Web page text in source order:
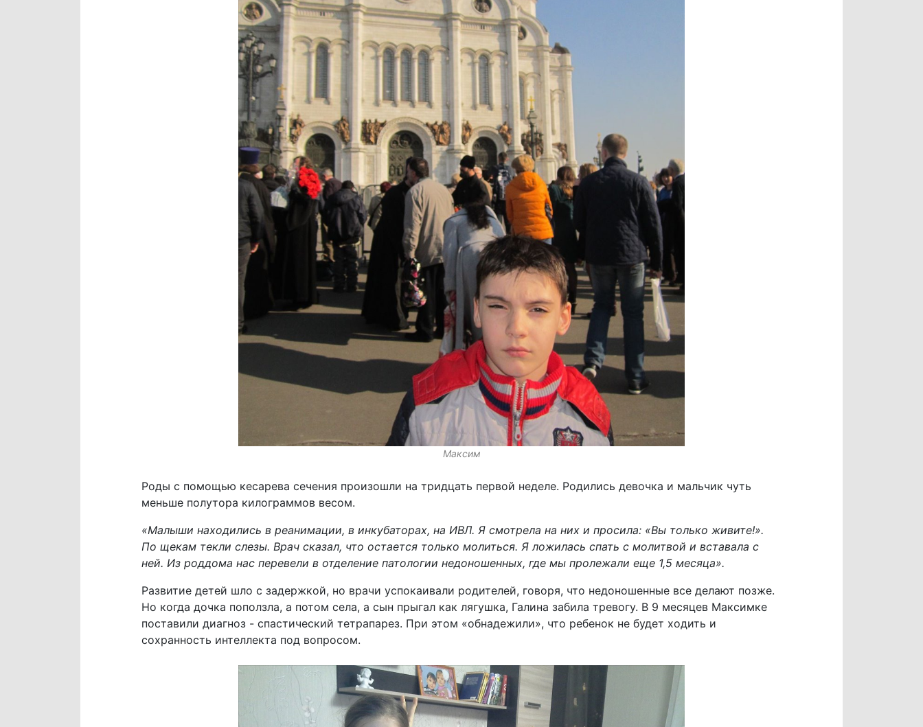
Максим
Роды с помощью кесарева сечения произошли на тридцать первой неделе. Родились девочка и мальчик чуть
меньше полутора килограммов весом.
«Малыши находились в реанимации, в инкубаторах, на ИВЛ. Я смотрела на них и просила: «Вы только живите!».
По щекам текли слезы. Врач сказал, что остается только молиться. Я ложилась спать с молитвой и вставала с
ней. Из роддома нас перевели в отделение патологии недоношенных, где мы пролежали еще 1,5 месяца».
Развитие детей шло с задержкой, но врачи успокаивали родителей, говоря, что недоношенные все делают позже.
Но когда дочка поползла, а потом села, а сын прыгал как лягушка, Галина забила тревогу. В 9 месяцев Максимке
поставили диагноз - спастический тетрапарез. При этом «обнадежили», что ребенок не будет ходить и
сохранность интеллекта под вопросом.